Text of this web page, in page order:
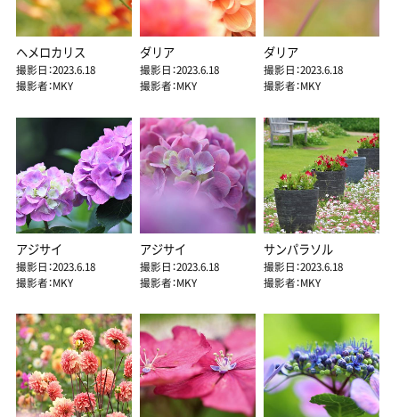
ヘメロカリス
撮影日：2023.6.18
撮影者：MKY
ダリア
撮影日：2023.6.18
撮影者：MKY
ダリア
撮影日：2023.6.18
撮影者：MKY
アジサイ
撮影日：2023.6.18
撮影者：MKY
アジサイ
撮影日：2023.6.18
撮影者：MKY
サンパラソル
撮影日：2023.6.18
撮影者：MKY